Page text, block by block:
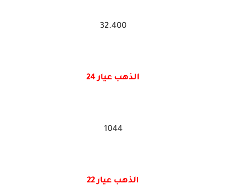
32.400
الذهب عيار 24
1044
الذهب عيار 22